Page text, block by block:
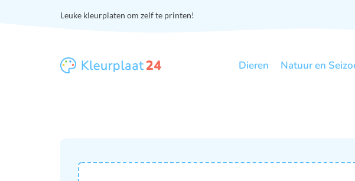
Leuke kleurplaten om zelf te printen!
Dieren Natuur en